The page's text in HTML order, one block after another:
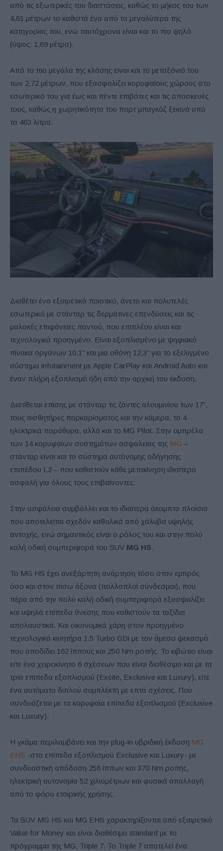
από τις εξωτερικές του διαστάσεις, καθώς το μήκος του των
4,61 μέτρων το καθιστά ένα από τα μεγαλύτερα της
κατηγορίας του, ενώ ταυτόχρονα είναι και το πιο ψηλό
(ύψος: 1,69 μέτρα).
Από το πιο μεγάλα της κλάσης είναι και το μεταξόνιό του
των 2,72 μέτρων, που εξασφαλίζει κορυφαίους χώρους στο
εσωτερικό του για έως και πέντε επιβάτες και τις αποσκευές
τους, καθώς η χωρητικότητα του πορτ μπαγκάζ ξεκινά από
τα 463 λίτρα.
Διαθέτει ένα εξαιρετικά ποιοτικό, άνετο και πολυτελές
εσωτερικό με στάνταρ τις δερμάτινες επενδύσεις και τις
μαλακές επιφάνειες παντού, που επιπλέον είναι και
τεχνολογικά προηγμένο. Είναι εξοπλισμένο με ψηφιακό
πίνακα οργάνων 10,1” και μια οθόνη 12,3” για το εξελιγμένο
σύστημα infotainment με Apple CarPlay και Android Auto και
έναν πλήρη εξοπλισμό ήδη από την αρχική του έκδοση.
Διατίθεται επίσης με στάνταρ τις ζάντες αλουμινίου των 17”,
τους αισθητήρες παρκαρίσματος και την κάμερα, τα 4
ηλεκτρικά παράθυρα, αλλά και το MG Pilot. Στην ομπρέλα
των 14 κορυφαίων συστημάτων ασφαλείας της MG –
στάνταρ είναι και το σύστημα αυτόνομης οδήγησης
επιπέδου L2 – που καθιστούν κάθε μετακίνηση ιδιαίτερα
ασφαλή για όλους τους επιβαίνοντες.
Στην ασφάλεια συμβάλλει και το ιδιαίτερα άκαμπτο πλαίσιο
που αποτελείται σχεδόν καθολικά από χάλυβα υψηλής
αντοχής, ενώ σημαντικός είναι ο ρόλος του και στην πολύ
καλή οδική συμπεριφορά του SUV MG HS.
Το MG HS έχει ανεξάρτητη ανάρτηση τόσο στον εμπρός
όσο και στον πίσω άξονα (πολλαπλοί σύνδεσμοι), που
πέρα από την πολύ καλή οδική συμπεριφορά εξασφαλίζει
και υψηλά επίπεδα άνεσης που καθιστούν τα ταξίδια
απολαυστικά. Και οικονομικά χάρη στον προηγμένο
τεχνολογικά κινητήρα 1.5 Turbo GDi με τον άμεσο ψεκασμό
που αποδίδει 162 ίππους και 250 Nm ροπής. Το κιβώτιο είναι
είτε ένα χειροκίνητο 6 σχέσεων που είναι διαθέσιμο και με τα
τρία επίπεδα εξοπλισμού (Excite, Exclusive και Luxury), είτε
ένα αυτόματο διπλού συμπλέκτη με επτά σχέσεις. Που
συνδυάζεται με τα κορυφαία επίπεδα εξοπλισμού (Exclusive
και Luxury).
H γκάμα περιλαμβάνει και την plug-in υβριδική έκδοση MG
EHS -στα επίπεδα εξοπλισμού Exclusive και Luxury- με
συνδυαστική απόδοση 258 ίππων και 370 Nm ροπής,
ηλεκτρική αυτονομία 52 χιλιομέτρων και φυσικά απαλλαγή
από το φόρο εταιρικής χρήσης.
Τα SUV MG HS και MG EHS χαρακτηρίζονται από εξαιρετικό
Value for Money και είναι διαθέσιμα standard με το
πρόγραμμα της MG, Triple 7. Το Triple 7 αποτελεί ένα